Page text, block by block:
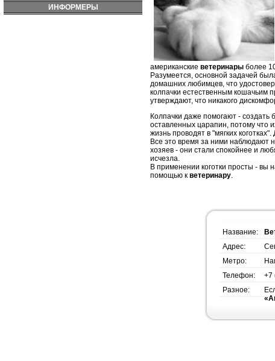
ИНФОРМЕРЫ
американские ветеринары более
Разумеется, основной задачей
домашних любимцев, что
колпачки естественным кошачьим
утверждают, что никакого
Колпачки даже помогают -
оставленных царапин, потому что
жизнь проводят в "мягких
Все это время за ними наблюдают
хозяев - они стали спокойнее и
исчезла.
В применении коготки просты - вы
помощью к ветеринару.
Название:
Адрес:
Метро:
Телефон:
+7
Разное: